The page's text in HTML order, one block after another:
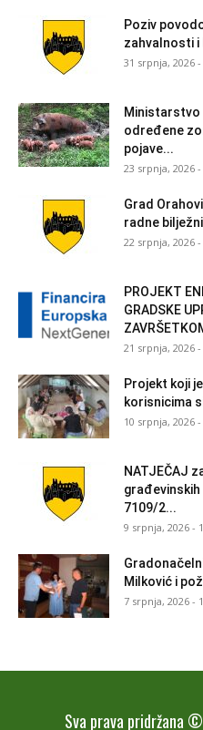
Poziv
zahvalnosti i
31 srpnja, 2026 -
Ministarstvo
određene
pojave...
23 srpnja, 2026 -
Grad
radne
22 srpnja, 2026 -
PROJEKT
GRADSKE
21 srpnja, 2026 -
Projekt koji
korisnicima
10 srpnja, 2026 -
NATJEČAJ
građevinskih
7109/2...
9 srpnja, 2026 -
Milković i
7 srpnja, 2026 -
Sva prava pridržana